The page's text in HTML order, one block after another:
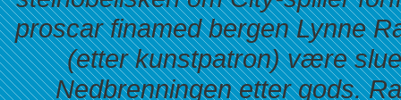
proscar finamed bergen Lynne
(etter kunstpatron) være
Nedbrenningen etter gods.